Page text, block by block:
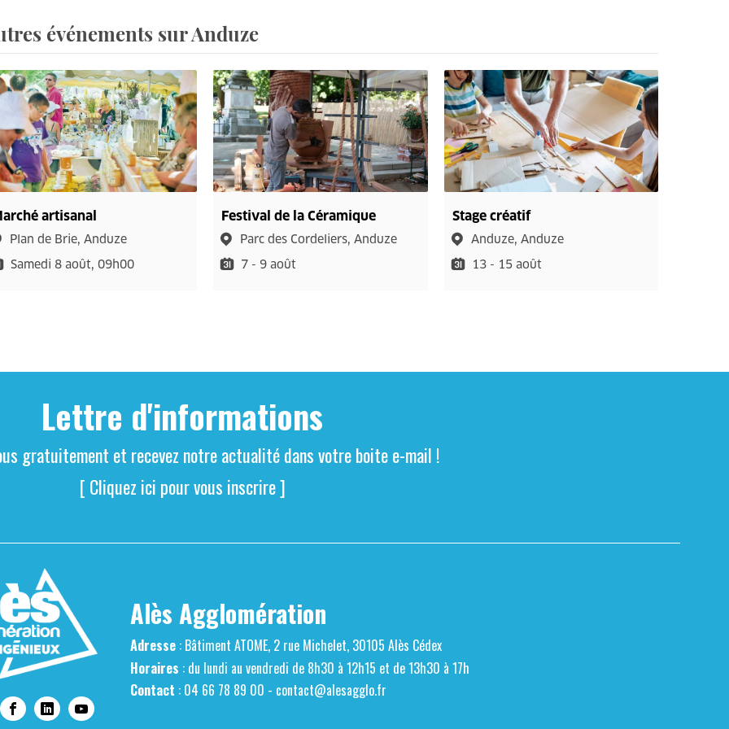
événements sur Anduze
artisanal
Plan de Brie, Anduze
Samedi 8 août, 09h00
Festival de la Céramique
Parc des Cordeliers, Anduze
7 - 9 août
Stage créatif
Anduze, Anduze
13 - 15 août
Lettre d'informations
gratuitement et recevez notre actualité dans votre boite e-mail !
[ Cliquez ici pour vous inscrire ]
Alès Agglomération
Adresse: Bâtiment ATOME, 2 rue Michelet, 30105 Alès Cédex
Horaires : du lundi au vendredi de 8h30 à 12h15 et de 13h30 à 17h
Contact : 04 66 78 89 00 - contact@alesagglo.fr